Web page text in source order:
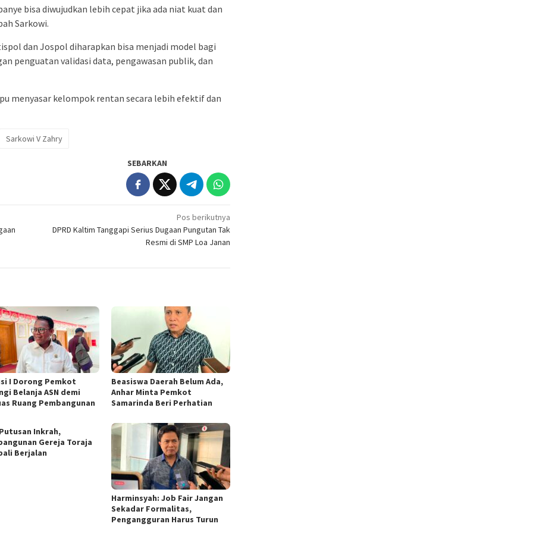
bisa diwujudkan lebih cepat jika ada niat kuat dan
Sarkowi.
dan Jospol diharapkan bisa menjadi model bagi
penguatan validasi data, pengawasan publik, dan
menyasar kelompok rentan secara lebih efektif dan
Sarkowi V Zahry
SEBARKAN
Pos berikutnya
DPRD Kaltim Tanggapi Serius Dugaan Pungutan Tak
Resmi di SMP Loa Janan
I Dorong Pemkot
Belanja ASN demi
Ruang Pembangunan
Beasiswa Daerah Belum Ada,
Anhar Minta Pemkot
Samarinda Beri Perhatian
Inkrah,
Gereja Toraja
Berjalan
Harminsyah: Job Fair Jangan
Sekadar Formalitas,
Pengangguran Harus Turun